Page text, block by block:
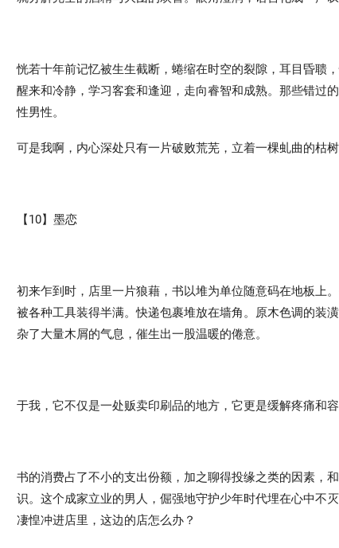
恍若十年前记忆被生生截断，蜷缩在时空的裂隙，耳目昏聩
醒来和冷静，学习客套和逢迎，走向睿智和成熟。那些错过
性男性。
可是我啊，内心深处只有一片破败荒芜，立着一棵虬曲的枯树
【10】墨恋
初来乍到时，店里一片狼藉，书以堆为单位随意码在地板上
被各种工具装得半满。快递包裹堆放在墙角。原木色调的装
杂了大量木屑的气息，催生出一股温暖的倦意。
于我，它不仅是一处贩卖印刷品的地方，它更是缓解疼痛和容
书的消费占了不小的支出份额，加之聊得投缘之类的因素，
识。这个成家立业的男人，倔强地守护少年时代埋在心中不
凄惶冲进店里，这边的店怎么办？